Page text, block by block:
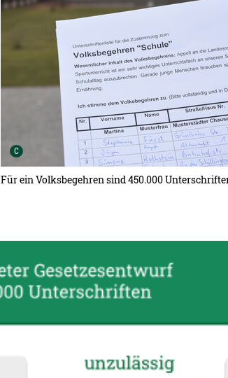
C Urheber der Grafik:
Für ein Volksbegehren sind 450.000